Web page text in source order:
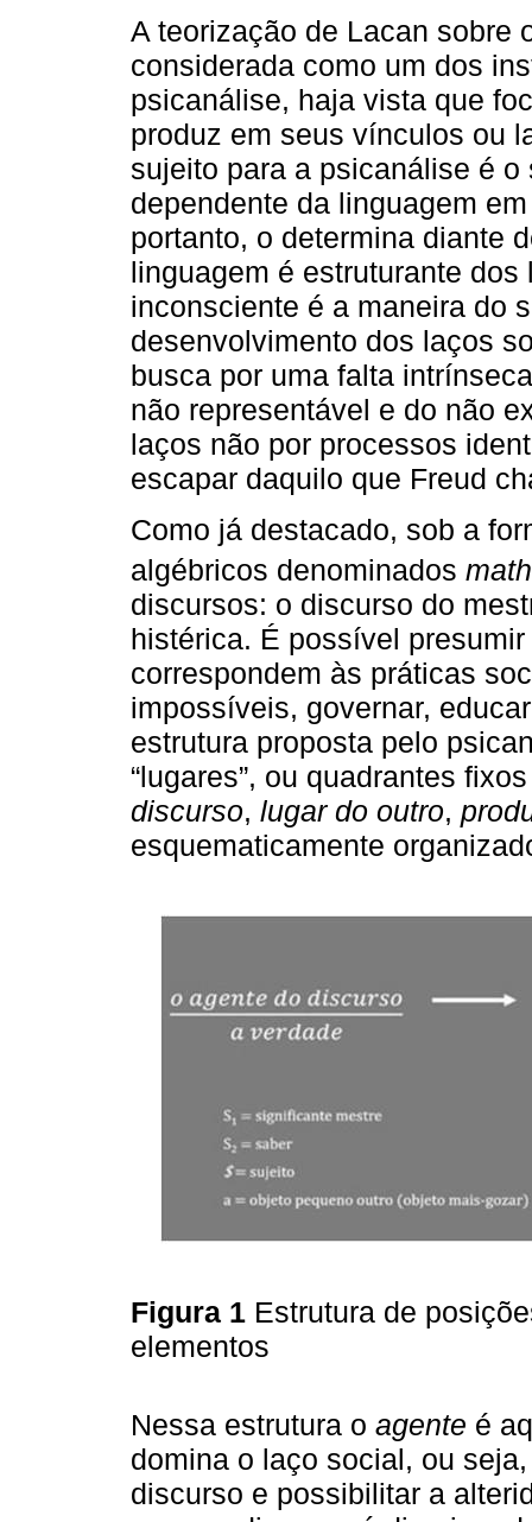
A teorização de Lacan sobre
considerada como um dos
psicanálise, haja vista que
produz em seus vínculos ou
sujeito para a psicanálise é
dependente da linguagem
portanto, o determina diante
linguagem é estruturante
inconsciente é a maneira do
desenvolvimento dos laços
busca por uma falta
não representável e do não
laços não por processos
escapar daquilo que Freud
Como já destacado, sob a
algébricos denominados
discursos: o discurso do
histérica. É possível
correspondem às práticas
impossíveis, governar,
estrutura proposta pelo
“lugares”, ou quadrantes
discurso, lugar do outro,
esquematicamente
Figura 1 Estrutura de
elementos
Nessa estrutura o agente é
domina o laço social, ou
discurso e possibilitar a